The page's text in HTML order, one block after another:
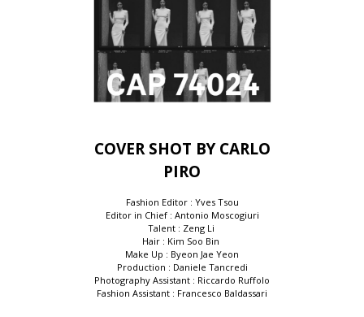
COVER SHOT BY CARLO
PIRO
Fashion Editor : Yves Tsou
Editor in Chief : Antonio Moscogiuri
Talent : Zeng Li
Hair : Kim Soo Bin
Make Up : Byeon Jae Yeon
Production : Daniele Tancredi
Photography Assistant : Riccardo Ruffolo
Fashion Assistant : Francesco Baldassari